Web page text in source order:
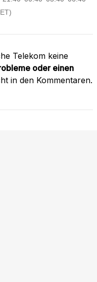
Telekom keine
oder einen
in den Kommentaren.